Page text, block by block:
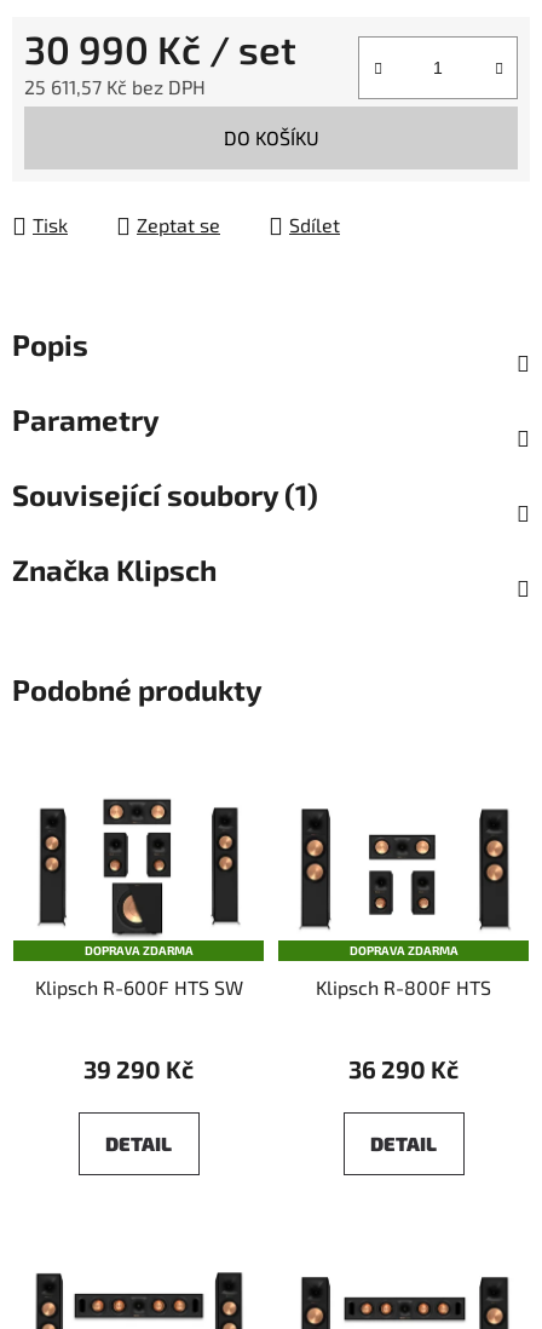
30 990 Kč / set
25 611,57 Kč bez DPH
DO KOŠÍKU
Tisk Zeptat se Sdílet
Popis
Parametry
Související soubory (1)
Značka Klipsch
Podobné produkty
DOPRAVA ZDARMA
Klipsch R-600F HTS SW
39 290 Kč
DETAIL
DOPRAVA ZDARMA
Klipsch R-800F HTS
36 290 Kč
DETAIL